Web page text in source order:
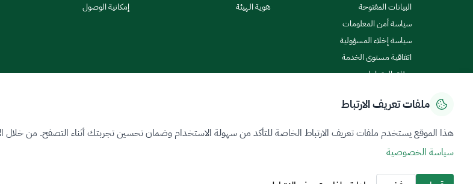
البيانات المفتوحة
سياسة أمن المعلومات
سياسة إخلاء المسؤولية
اتفاقية مستوى الخدمة
ميثاق المتعاملين
هوية الهيئة
إمكانية الوصول
جميع الحقوق محفوظة 2026 © ZATCA.GOV.SA
ملفات تعريف الارتباط
هذا الموقع يستخدم ملفات تعريف الارتباط الخاصة للتأكد من سهولة الاستخدام وضمان تحسين تجربتك أثناء التصفح. من خلال
سياسة الخصوصية